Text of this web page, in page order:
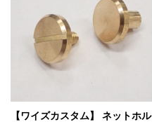
【ワイズカスタム】 ネットホル